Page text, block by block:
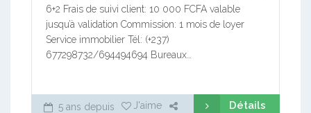
6+2 Frais de suivi client: 10 000 FCFA valable
jusqu’à validation Commission: 1 mois de loyer
Service immobilier Tél: (+237)
677298732/694494694 Bureaux…
5 ans depuis J'aime Détails